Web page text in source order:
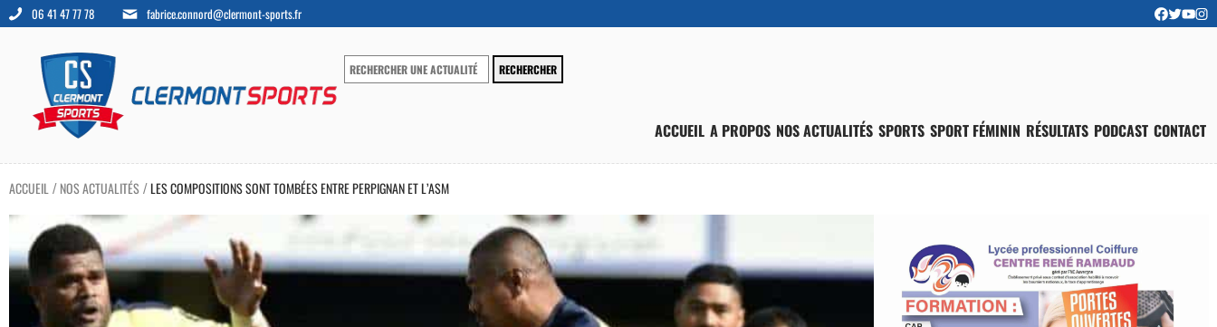
06 41 47 77 78 fabrice.connord@clermont-sports.fr
ACCUEIL A PROPOS NOS ACTUALITÉS SPORTS SPORT FÉMININ RÉSULTATS PODCAST CONTACT
ACCUEIL / NOS ACTUALITÉS/LES COMPOSITIONS SONT TOMBÉES ENTRE PERPIGNAN ET L’ASM